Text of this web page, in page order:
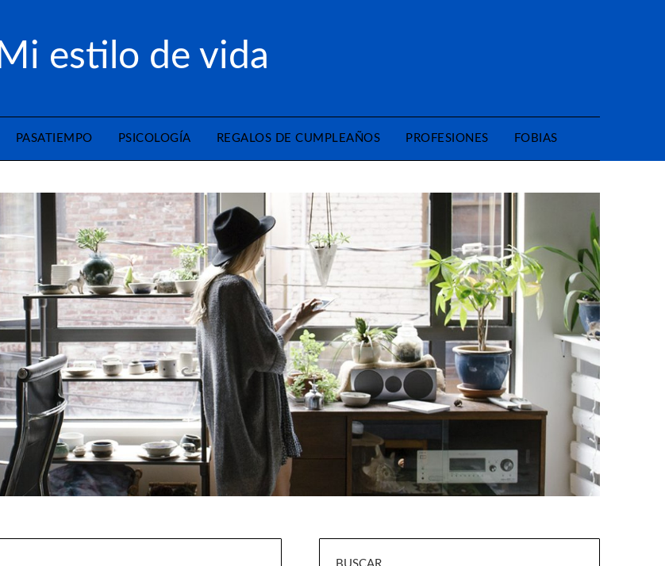
Mi estilo de vida
PASATIEMPO PSICOLOGÍA REGALOS DE CUMPLEAÑOS PROFESIONES FOBIAS